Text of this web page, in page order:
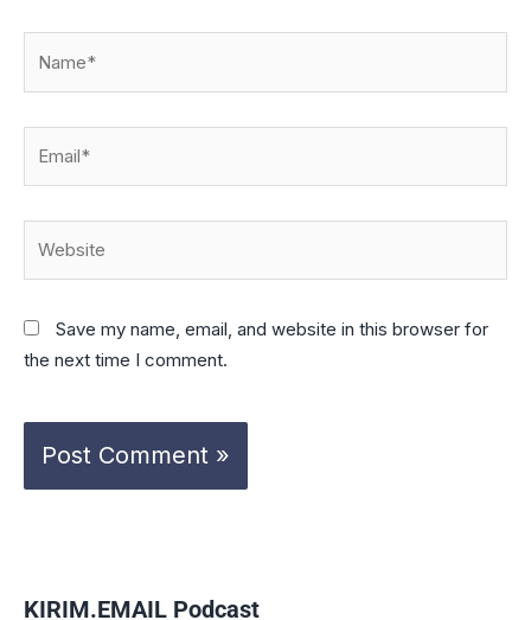
Save my name, email, and website in this browser for
the next time I comment.
KIRIM.EMAIL Podcast